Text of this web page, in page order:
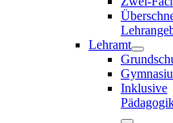
Lehramt
Inklusive